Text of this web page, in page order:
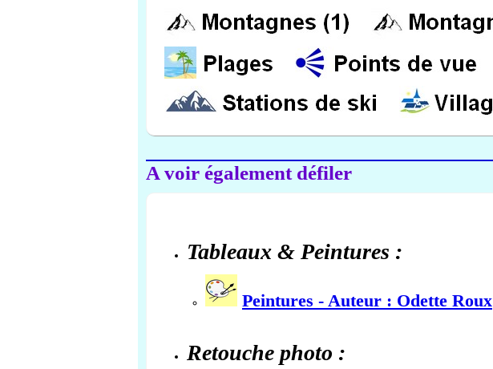
A voir également défiler
Tableaux & Peintures :
Peintures - Auteur : Odette Roux
Retouche photo :